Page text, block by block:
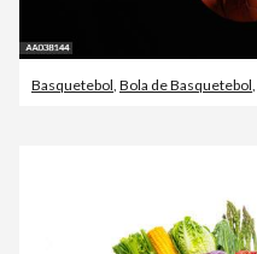
Basquetebol Bola de Basquetebol